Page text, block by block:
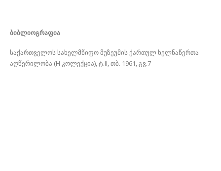
ბიბლიოგრაფია
საქართველოს სახელმწიფო მუზეუმის ქართულ ხელნაწერთა
აღწერილობა (H კოლექცია), ტ.II, თბ. 1961, გვ.7